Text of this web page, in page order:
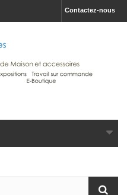
Contactez-nous